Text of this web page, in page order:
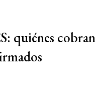
quiénes cobran